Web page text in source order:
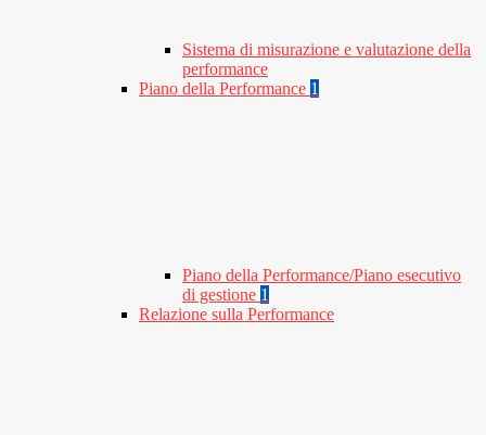
Sistema di misurazione e valutazione della
performance
Piano della Performance 1
Piano della Performance/Piano esecutivo
di gestione 1
Relazione sulla Performance